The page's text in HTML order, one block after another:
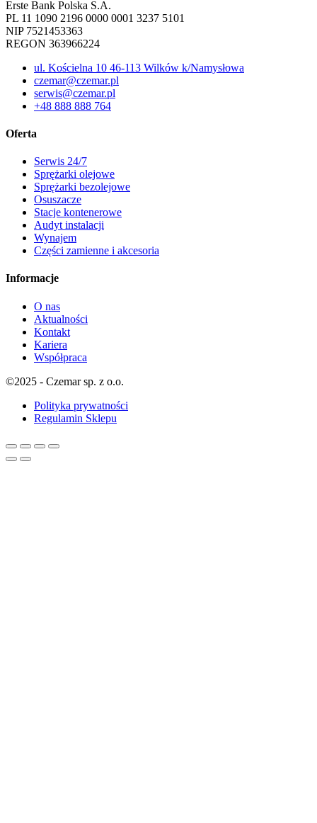
Erste Bank Polska S.A.
PL 11 1090 2196 0000 0001 3237 5101
NIP 7521453363
REGON 363966224
ul. Kościelna 10 46-113 Wilków k/Namysłowa
czemar@czemar.pl
serwis@czemar.pl
+48 888 888 764
Oferta
Serwis 24/7
Sprężarki olejowe
Sprężarki bezolejowe
Osuszacze
Stacje kontenerowe
Audyt instalacji
Wynajem
Części zamienne i akcesoria
Informacje
O nas
Aktualności
Kontakt
Kariera
Współpraca
©2025 - Czemar sp. z o.o.
Polityka prywatności
Regulamin Sklepu